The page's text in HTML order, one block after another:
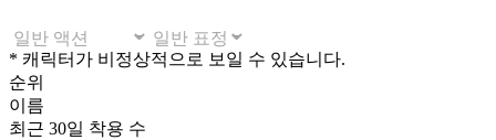
* 캐릭터가 비정상적으로 보일 수 있습니다.
순위
이름
최근 30일 착용 수